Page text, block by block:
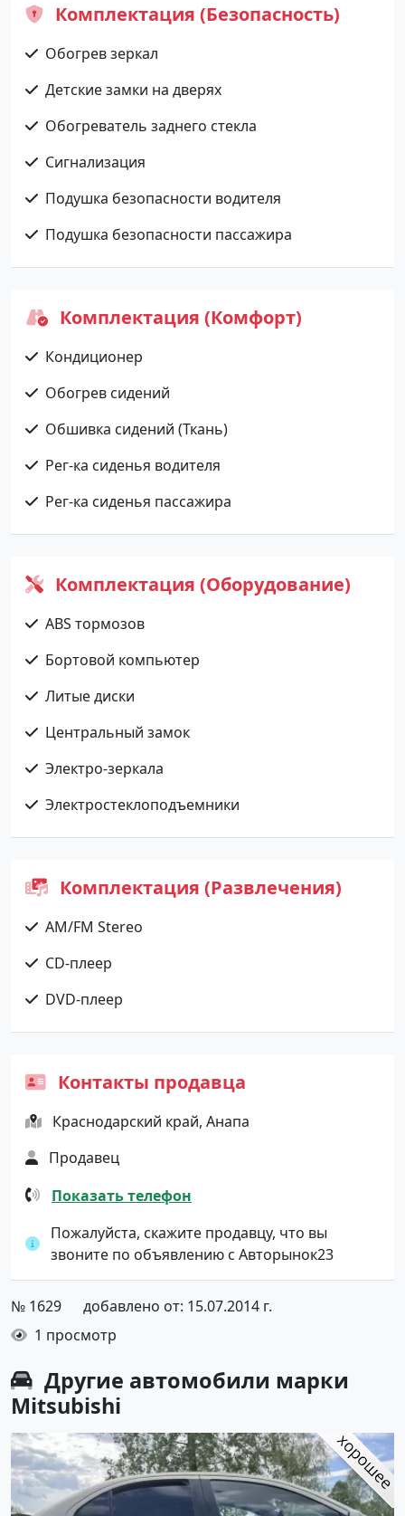
Комплектация (Безопасность)
Обогрев зеркал
Детские замки на дверях
Обогреватель заднего стекла
Сигнализация
Подушка безопасности водителя
Подушка безопасности пассажира
Комплектация (Комфорт)
Кондиционер
Обогрев сидений
Обшивка сидений (Ткань)
Рег-ка сиденья водителя
Рег-ка сиденья пассажира
Комплектация (Оборудование)
ABS тормозов
Бортовой компьютер
Литые диски
Центральный замок
Электро-зеркала
Электростеклоподъемники
Комплектация (Развлечения)
AM/FM Stereo
CD-плеер
DVD-плеер
Контакты продавца
Краснодарский край, Анапа
Продавец
Показать телефон
Пожалуйста, скажите продавцу, что вы
звоните по объявлению с Авторынок23
№ 1629
добавлено от: 15.07.2014 г.
1 просмотр
Другие автомобили марки
Mitsubishi